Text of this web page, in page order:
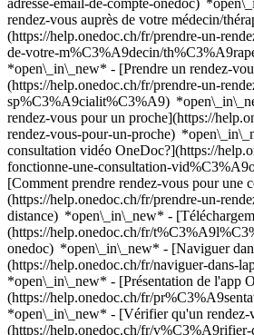
adresse-email-de-compte-onedoc)
rendez-vous auprès de votre médecin/
(https://help.onedoc.ch/fr/prendre-un-
de-votre-m%C3%A9decin/
*open\_in\_new* - [Prendre un rendez-
(https://help.onedoc.ch/fr/prendre-un-
sp%C3%A9cialit%C3%A9)
rendez-vous pour un proche](https://
rendez-vous-pour-un-proche)
consultation vidéo OneDoc?](https://
fonctionne-une-consultation-
[Comment prendre rendez-vous pour une
(https://help.onedoc.ch/fr/prendre-un-
distance) *open\_in\_new* -
(https://help.onedoc.ch/fr/
onedoc) *open\_in\_new* - [Naviguer
(https://help.onedoc.ch/fr/naviguer-dans-
*open\_in\_new* - [Présentation de l'app
(https://help.onedoc.ch/fr/
*open\_in\_new* - [Vérifier qu'un rendez-vous est confirmé](https://help.onedoc.ch/fr/v%C3%A9rifier-quun-rendez-vous-est-confirm%C3%A9) *open\_in\_new* - [Annuler un rendez-vous pris en ligne sur OneDoc](https://help.onedoc.ch/fr/annuler-un-rendez-vous-pris-en-ligne-sur-onedoc) *open\_in\_new* - [Je ne reçois pas de confirmation de rendez-vous](https://help.onedoc.ch/fr/je-ne-re%C3%A7ois-pas-de-confirmation-de-rendez-vous) *open\_in\_new* [Voir tous nos articles *open\_in\_new*](https://help.onedoc.ch/fr/) # Inselspital Bern - Palliativmedizin ## Hôpital Carte Présentation L'équipe ![Icône patient avec un signe plus annonçant que le professionnel accepte de nouveaux patients](https://www.onedoc.ch/assets/images/icons/new-patients.svg) ### Patients acceptés Inselspital Bern - Palliativmedizin accepte les nouveaux patients ![Icône mallette annonçant les spécialités du professionnel de santé](https://www.onedoc.ch/assets/images/icons/specialties.svg) ### Spécialités Anesthésiologie Hématologie Médecine intensive Médecine interne générale Néphrologie Oncologie médicale Psychiatrie Psychothérapie Pédiatrie Rhumatologie [*arrow\_drop\_down*Voir plus](https://www.onedoc.ch) ![Marqueur annonçant la carte et les informations d’accès du cabinet](https://www.onedoc.ch/assets/images/icons/map.svg) ### Carte et informations d'accès #### Inselspital Bern - Palliativmedizin Freiburgstrasse 28 3010 Berne ![Icône document annonçant la présentation de l’établissement](https://www.onedoc.ch/assets/images/icons/presentation.svg) ### Présentation de l'établissement __Inselspital Bern - Palliativmedizin__, __hôpital__ à Berne, vous reçoit sur rendez-vous. - __Astrid Bernhard__ est spécialiste en __anesthésiologie__ - __Martin Andres__ est spécialiste en __hématologie__ - __Barbara Affolter Baumberger, Andreas Bloch__ sont spécialistes en __médecine intensive__ - __Markus Lüthi__ est spécialiste en __médecine interne générale__ - __Sabine Adler, Fabienne Aregger__ sont spécialistes en __néphrologie__ - __Steffen Eychmüller__ est spécialiste en __oncologie médicale__ - __Gabriele Bigler-Thielen__ est spécialiste en __psychiatrie__ - __Denis C.G. Bachmann__ est spécialiste en __pédiatrie__ Pour plus d'informations et pour prendre rendez-vous, composez le [031 632 21 11](tel:+41316322111). ![Icône groupe de personnes annonçant la liste des professionnels de santé de l’établissement](https://www.onedoc.ch/assets/images/icons/team.svg) ### L'équipe Anesthésiste [![Astrid Bernhard, anesthésiste à Berne](https://www.onedoc.ch/assets/images/female.png "Astrid Bernhard, anesthésiste à Berne") \ __Dr. Astrid Bernhard__](https://www.onedoc.ch/fr/anesthesiste/berne/pvfj/dr-astrid-bernhard) Hématologue [![Martin Andres, hématologue à Berne](https://www.onedoc.ch/assets/images/male.png "Martin Andres, hématologue à Berne") \ __M. Martin Andres__](https://www.onedoc.ch/fr/hematologue/berne/pvep/martin-andres) Spécialistes en médecine intensive [![Barbara Affolter Baumberger, spécialiste en médecine intensive à Berne](https://www.onedoc.ch/assets/images/female.png "Barbara Affolter Baumberger, spécialiste en médecine intensive à Berne") \ __Dr. Barbara Affolter Baumberger__](https://www.onedoc.ch/fr/specialiste-en-medecine-intensive/berne/pbpyz/dr-barbara-affolter-baumberger) [![Andreas Bloch, spécialiste en médecine intensive à Berne](https://www.onedoc.ch/assets/images/male.png "Andreas Bloch, spécialiste en médecine intensive à Berne") \ __Dr. Andreas Bloch__](https://www.onedoc.ch/fr/specialiste-en-medecine-intensive/berne/pvd7/dr-andreas-bloch) Spécialiste en médecine interne générale [![Markus Lüthi, spécialiste en médecine interne générale à Berne](https://www.onedoc.ch/assets/images/male.png "Markus Lüthi, spécialiste en médecine interne générale à Berne") \ __Dr. Markus Lüthi__](https://www.onedoc.ch/fr/specialiste-en-medecine-interne-generale/berne/pwtd/dr-markus-luthi) Néphrologues [![Sabine Adler, néphrologue à Berne](https://www.onedoc.ch/assets/images/female.png "Sabine Adler, néphrologue à Berne") \ __Dr. Sabine Adler__](https://www.onedoc.ch/fr/nephrologue/berne/pve1/dr-sabine-adler) [![Fabienne Aregger, néphrologue à Berne](https://www.onedoc.ch/assets/images/female.png "Fabienne Aregger, néphrologue à Berne") \ __Dr. Fabienne Aregger__](https://www.onedoc.ch/fr/nephrologue/berne/pvew/dr-fabienne-aregger) Oncologue [![Steffen Eychmüller, oncologue à Berne](https://www.onedoc.ch/assets/images/male.png "Steffen Eychmüller, oncologue à Berne") \ __Prof. Steffen Eychmüller__](https://www.onedoc.ch/fr/oncologue/berne/p5ja/prof-steffen-eychmuller) Psychiatre [![Gabriele Bigler-Thielen, psychiatre à Berne](https://www.onedoc.ch/assets/images/female.png "Gabriele Bigler-Thielen, psychiatre à Berne") \ __Dr. Gabriele Bigler-Thielen__](https://www.onedoc.ch/fr/psychiatre/berne/pvei/dr-gabriele-bigler-thielen) Pédiatre [![Denis C.G. Bachmann, pédiatre à Berne](https://www.onedoc.ch/assets/images/male.png "Denis C.G. Bachmann, pédiatre à Berne") \ __Dr. Denis C.G. Bachmann__](https://www.onedoc.ch/fr/pediatre/berne/pvd5/dr-denis-c-g-bachmann) ![Icône bulle de dialogue annonçant la section FAQ](https://www.onedoc.ch/assets/images/icons/faq.svg) ### FAQ *expand\_more* *keyboard\_arrow\_right* ## Quelle est l'adresse de Inselspital Bern - Palliativmedizin? Inselspital Bern - Palliativmedizin reçoit des patients à Freiburgstrasse 28, 3010 Berne. * * * *keyboard\_arrow\_right* ## Quel est le numéro de téléphone de Inselspital Bern - Palliativmedizin? Le numéro de téléphone de Inselspital Bern - Palliativmedizin est [031 632 21